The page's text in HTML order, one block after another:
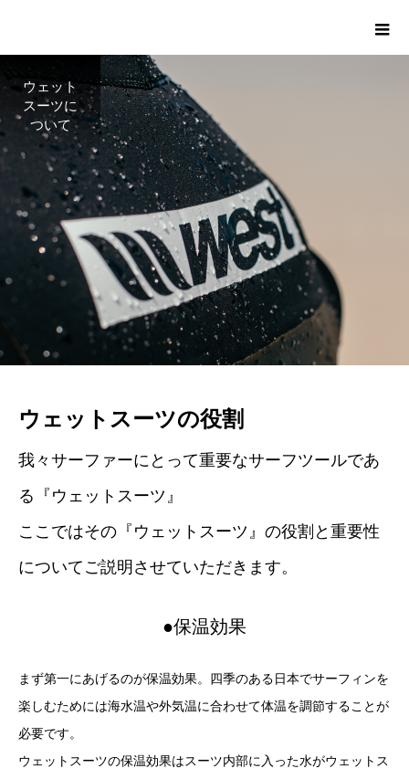
ウェット
スーツに
ついて
ウェットスーツの役割
我々サーファーにとって重要なサーフツールであ
る『ウェットスーツ』
ここではその『ウェットスーツ』の役割と重要性
についてご説明させていただきます。
●保温効果
まず第一にあげるのが保温効果。四季のある日本でサーフィンを
楽しむためには海水温や外気温に合わせて体温を調節することが
必要です。
ウェットスーツの保温効果はスーツ内部に入った水がウェットス